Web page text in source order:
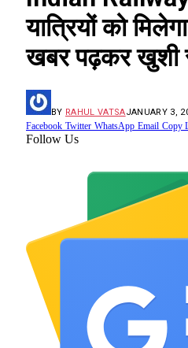
यात्रियों को
खबर पढ़कर
BY RAHUL VATSAJANUARY 3,
Facebook Twitter WhatsApp Email Copy
Follow Us